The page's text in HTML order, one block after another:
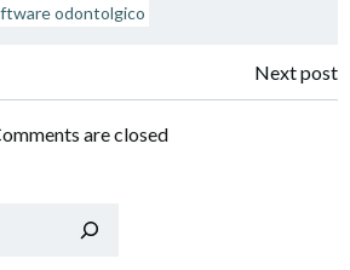
odontolgico
Navegação
de
Next post
are closed